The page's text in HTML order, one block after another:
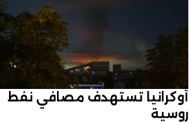
أوكرانيا تستهدف مصافي نفط
روسية